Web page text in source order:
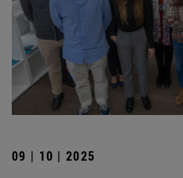
09 | 10 | 2025